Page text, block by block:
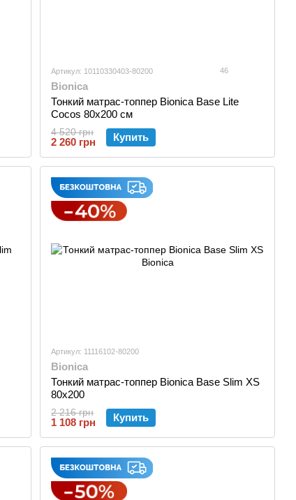
Артикул: 10110330403-80200 46
Bionica
Тонкий матраc-топпер Bionica Base Lite
Cocos 80x200 см
4 520 грн
2 260 грн Купить
Артикул: 11116102-80200
Bionica
Тонкий матрас-топпер Bionica Base Slim XS
80x200
2 216 грн
1 108 грн Купить